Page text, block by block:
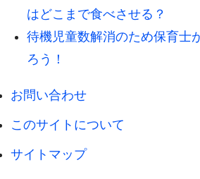
はどこまで食べさせる？
待機児童数解消のため保育士
ろう！
お問い合わせ
このサイトについて
サイトマップ